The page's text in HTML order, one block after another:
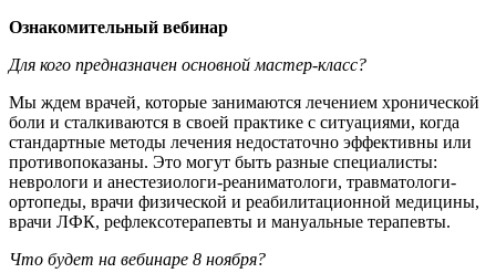
Ознакомительный вебинар
Для кого предназначен основной мастер-класс?
Мы ждем врачей, которые занимаются лечением хронической
боли и сталкиваются в своей практике с ситуациями, когда
стандартные методы лечения недостаточно эффективны или
противопоказаны. Это могут быть разные специалисты:
неврологи и анестезиологи-реаниматологи, травматологи-
ортопеды, врачи физической и реабилитационной медицины,
врачи ЛФК, рефлексотерапевты и мануальные терапевты.
Что будет на вебинаре 8 ноября?